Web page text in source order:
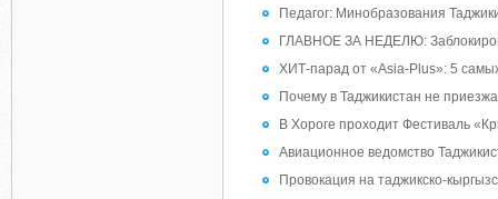
Педагог: Минобразования
ГЛАВНОЕ ЗА НЕДЕЛЮ:
ХИТ-парад от «Asia-Plus»: 5
Почему в Таджикистан не
В Хороге проходит Фестиваль
Авиационное ведомство
Провокация на таджикско-